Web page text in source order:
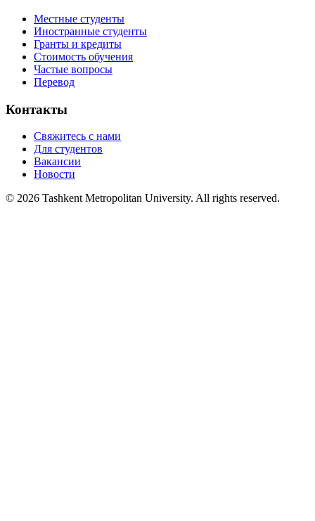
Местные студенты
Иностранные студенты
Гранты и кредиты
Стоимость обучения
Частые вопросы
Перевод
Контакты
Свяжитесь с нами
Для студентов
Вакансии
Новости
© 2026 Tashkent Metropolitan University. All rights reserved.